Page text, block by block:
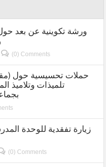
ورشة تكوينية عن بعد
(0) Comments
حملات تحسيسية حول
تلميذات وتلاميذ
زيارة تفقدية للوحدة
(0) Comments